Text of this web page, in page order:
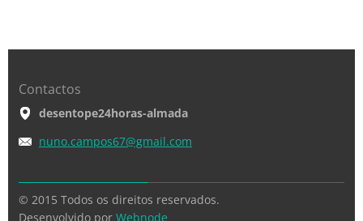
Contactos
desentope24horas-almada
nuno.campos67@gmail.com
© 2015 Todos os direitos reservados.
Desenvolvido por Webnode